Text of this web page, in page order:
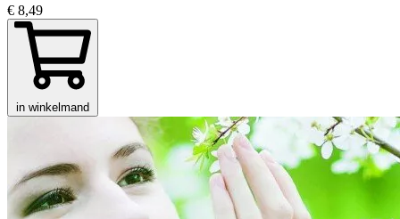
€ 8,49
in winkelmand